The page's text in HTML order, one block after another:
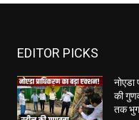
EDITOR PICKS
नोएडा
की
तक